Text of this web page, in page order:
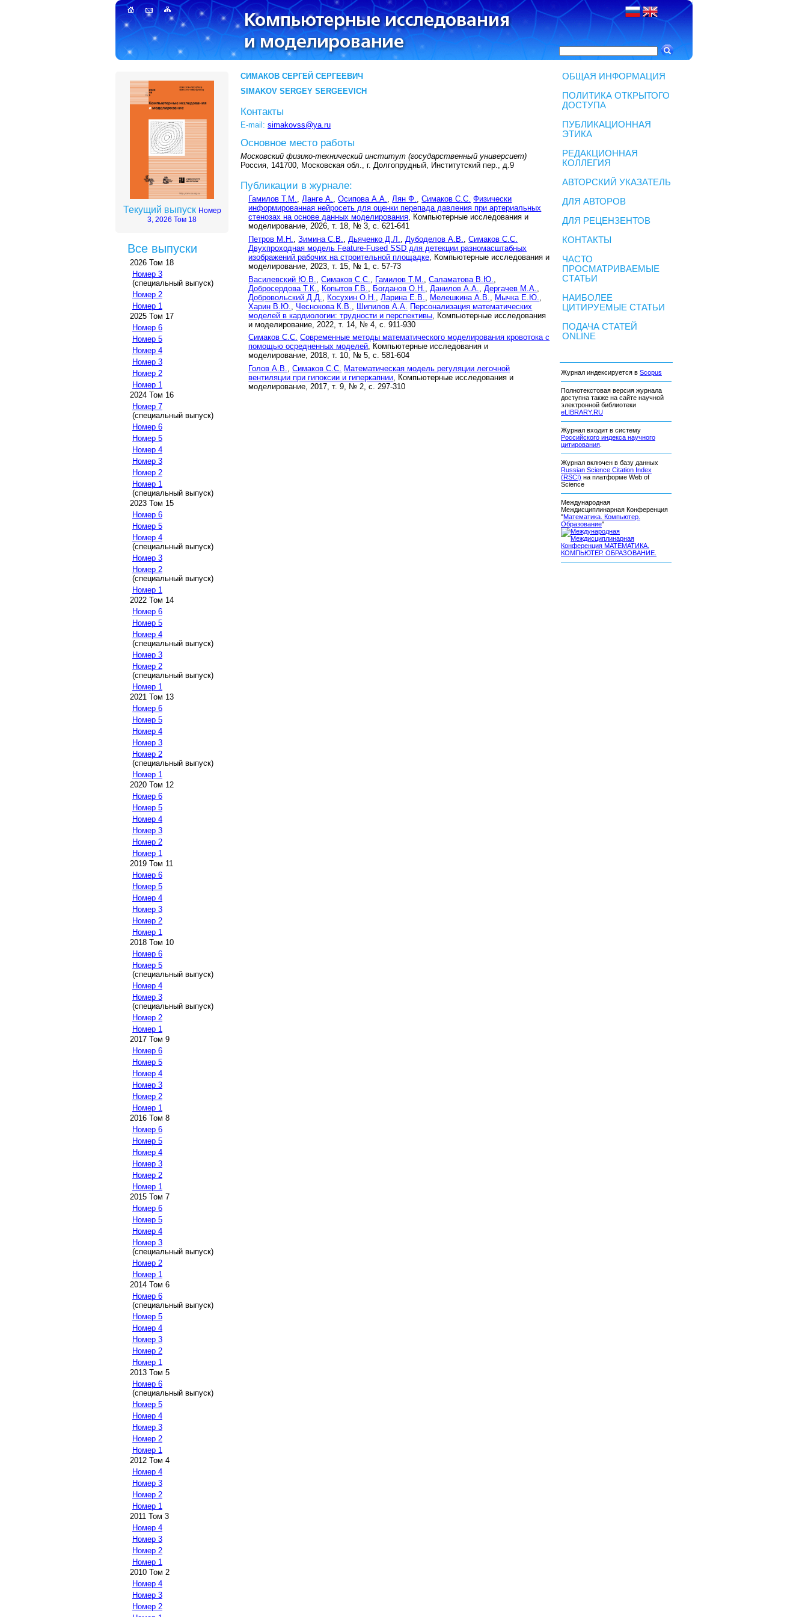
Текущий выпуск Номер
3, 2026 Том 18
Все выпуски
2026 Том 18
Номер 3
(специальный выпуск)
Номер 2
Номер 1
2025 Том 17
Номер 6
Номер 5
Номер 4
Номер 3
Номер 2
Номер 1
2024 Том 16
Номер 7
(специальный выпуск)
Номер 6
Номер 5
Номер 4
Номер 3
Номер 2
Номер 1
(специальный выпуск)
2023 Том 15
Номер 6
Номер 5
Номер 4
(специальный выпуск)
Номер 3
Номер 2
(специальный выпуск)
Номер 1
2022 Том 14
Номер 6
Номер 5
Номер 4
(специальный выпуск)
Номер 3
Номер 2
(специальный выпуск)
Номер 1
2021 Том 13
Номер 6
Номер 5
Номер 4
Номер 3
Номер 2
(специальный выпуск)
Номер 1
2020 Том 12
Номер 6
Номер 5
Номер 4
Номер 3
Номер 2
Номер 1
2019 Том 11
Номер 6
Номер 5
Номер 4
Номер 3
Номер 2
Номер 1
2018 Том 10
Номер 6
Номер 5
(специальный выпуск)
Номер 4
Номер 3
(специальный выпуск)
Номер 2
Номер 1
2017 Том 9
Номер 6
Номер 5
Номер 4
Номер 3
Номер 2
Номер 1
2016 Том 8
Номер 6
Номер 5
Номер 4
Номер 3
Номер 2
Номер 1
2015 Том 7
Номер 6
Номер 5
Номер 4
Номер 3
(специальный выпуск)
Номер 2
Номер 1
2014 Том 6
Номер 6
(специальный выпуск)
Номер 5
Номер 4
Номер 3
Номер 2
Номер 1
2013 Том 5
Номер 6
(специальный выпуск)
Номер 5
Номер 4
Номер 3
Номер 2
Номер 1
2012 Том 4
Номер 4
Номер 3
Номер 2
Номер 1
2011 Том 3
Номер 4
Номер 3
Номер 2
Номер 1
2010 Том 2
Номер 4
Номер 3
Номер 2
СИМАКОВ СЕРГЕЙ СЕРГЕЕВИЧ
SIMAKOV SERGEY SERGEEVICH
Контакты
E-mail: simakovss@ya.ru
Основное место работы
Московский физико-технический институт (государственный универсиет)
Россия, 141700, Московская обл., г. Долгопрудный, Институтский пер., д.9
Публикации в журнале:
Гамилов Т.М.,Ланге А.,Осипова А.А.,Лян Ф.,Симаков С.С. Физически
информированная нейросеть для оценки перепада давления при артериальных
стенозах на основе данных моделирования, Компьютерные исследования и
моделирование, 2026, т. 18, № 3, с. 621-641
Петров М.Н.
,Зимина С.В. Дьяченко Д.Л. Дубоделов А.В. ,Симаков С.С.
Двухпроходная модель Feature-Fused SSD для детекции разномасштабных
изображений рабочих на строительной площадке , Компьютерные исследования и
моделирование, 2023, т. 15, № 1, с. 57-73
Василевский Ю.В.
,Симаков С.С. Гамилов Т.М. ,Саламатова В.Ю.
Добросердова Т.К.
Копытов Г.В. Богданов О.Н. Данилов А.А. Дергачев М.А.
Добровольский Д.Д.
Косухин О.Н. Ларина Е.В. Мелешкина А.В. Мычка Е.Ю.
Харин В.Ю.
Чеснокова К.В. Шипилов А.А. Персонализация математических
моделей в кардиологии: трудности и перспективы , Компьютерные исследования
и моделирование, 2022, т. 14, № 4, с. 911-930
Симаков С.С. Современные методы математического моделирования кровотока c
помощью осредненных моделей, Компьютерные исследования и
моделирование, 2018, т. 10, № 5, с. 581-604
Голов А.В.
,Симаков С.С.
Математическая модель регуляции легочной
вентиляции при гипоксии и гиперкапнии , Компьютерные исследования и
моделирование, 2017, т. 9, № 2, с. 297-310
ОБЩАЯ ИНФОРМАЦИЯ
ПОЛИТИКА ОТКРЫТОГО
ДОСТУПА
ПУБЛИКАЦИОННАЯ
ЭТИКА
РЕДАКЦИОННАЯ
КОЛЛЕГИЯ
АВТОРСКИЙ УКАЗАТЕЛЬ
ДЛЯ АВТОРОВ
ДЛЯ РЕЦЕНЗЕНТОВ
КОНТАКТЫ
ЧАСТО
ПРОСМАТРИВАЕМЫЕ
СТАТЬИ
НАИБОЛЕЕ
ЦИТИРУЕМЫЕ СТАТЬИ
ПОДАЧА СТАТЕЙ
ONLINE
Журнал индексируется в Scopus
Полнотекстовая версия журнала
доступна также на сайте научной
электронной библиотеки
eLIBRARY.RU
Журнал входит в систему
Российского индекса научного
цитирования
Журнал включен в базу данных
Russian Science Citation Index
(RSCI) на платформе Web of
Science
Международная
Междисциплинарная Конференция
"Математика. Компьютер.
Образование"